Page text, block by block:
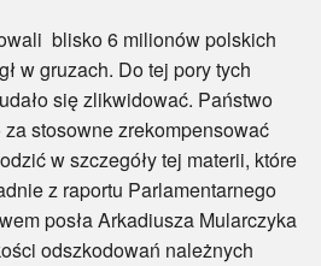
blisko 6 milionów polskich
w gruzach. Do tej pory tych
się zlikwidować. Państwo
stosowne zrekompensować
w szczegóły tej materii, które
z raportu Parlamentarnego
posła Arkadiusza Mularczyka
odszkodowań należnych